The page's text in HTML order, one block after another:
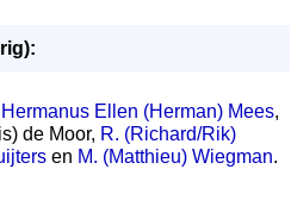
Hermanus Ellen (Herman) Mees,
de Moor, R. (Richard/Rik)
en M. (Matthieu) Wiegman.